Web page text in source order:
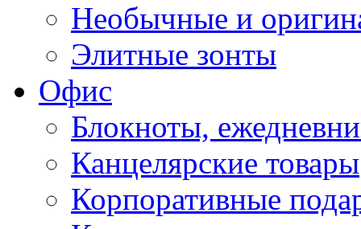
Необычные и
Элитные зонты
Офис
Блокноты,
Канцелярские товары
Корпоративные